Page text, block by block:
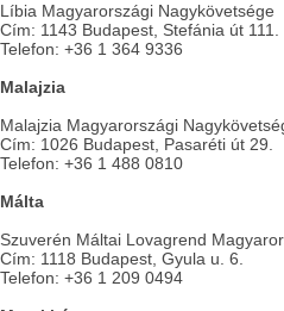
Líbia Magyarországi Nagykövetsége
Cím: 1143 Budapest, Stefánia út 111.
Telefon: +36 1 364 9336
Malajzia
Malajzia Magyarországi
Cím: 1026 Budapest, Pasaréti út 29.
Telefon: +36 1 488 0810
Málta
Szuverén Máltai Lovagrend
Cím: 1118 Budapest, Gyula u. 6.
Telefon: +36 1 209 0494